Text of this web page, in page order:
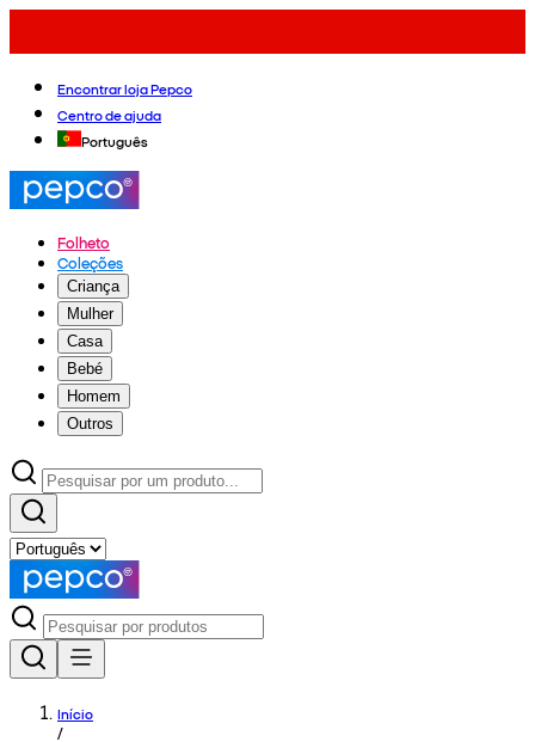
Encontrar loja Pepco
Centro de ajuda
Português
Folheto
Coleções
Criança
Mulher
Casa
Bebé
Homem
Outros
Início
/